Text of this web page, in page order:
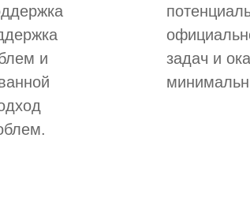
и
задач и